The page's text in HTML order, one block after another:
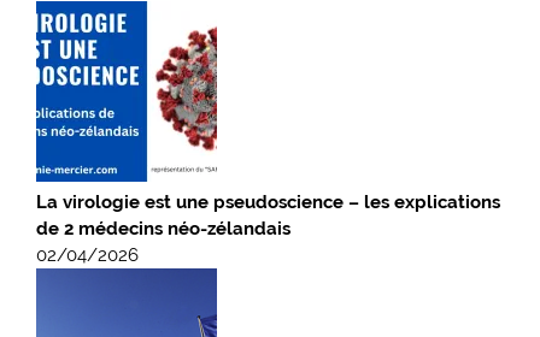
La virologie est une pseudoscience – les explications
de 2 médecins néo-zélandais
02/04/2026